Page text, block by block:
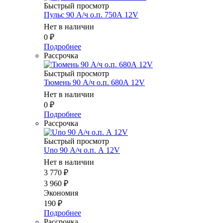
Быстрый просмотр
Пульс 90 А/ч о.п. 750А 12V
Нет в наличии
0 ₽
Подробнее
Рассрочка
Быстрый просмотр
Тюмень 90 А/ч о.п. 680А 12V
Нет в наличии
0 ₽
Подробнее
Рассрочка
Быстрый просмотр
Uno 90 А/ч о.п. А 12V
Нет в наличии
3 770 ₽
3 960 ₽
Экономия
190 ₽
Подробнее